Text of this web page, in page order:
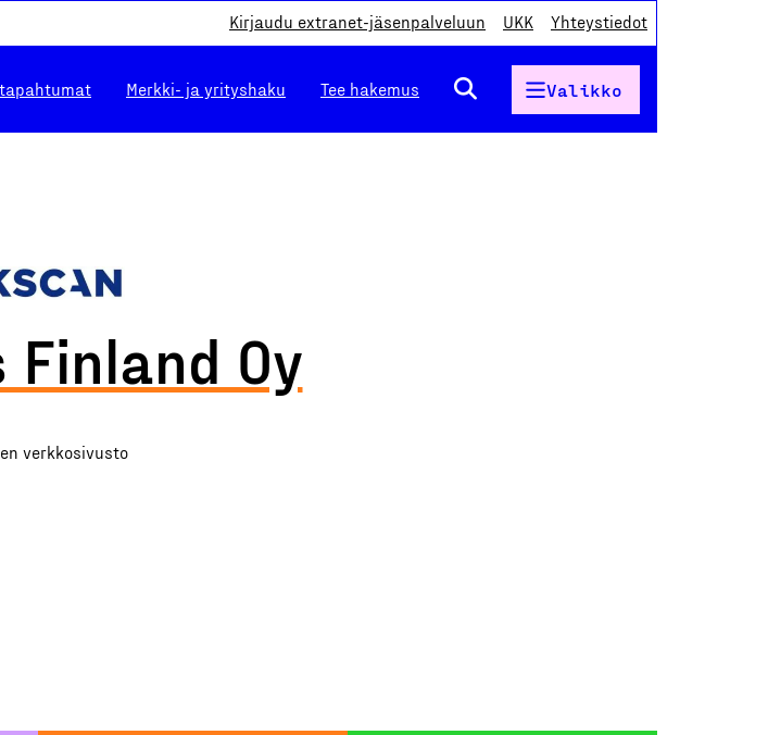
Kirjaudu extranet-jäsenpalveluun UKK Yhteystiedot
Merkki- ja yrityshaku Tee hakemus Valikko
Finland Oy
verkkosivusto